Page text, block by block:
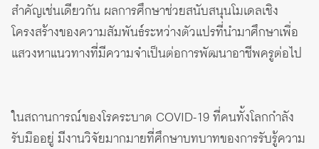
สำคัญเช่นเดียวกัน ผลการศึกษาช่วยสนับสนุนโมเดลเชิง
โครงสร้างของความสัมพันธ์ระหว่างตัวแปรที่นำมาศึกษาเพื่อ
แสวงหาแนวทางที่มีความจำเป็นต่อการพัฒนาอาชีพครูต่อไป
ในสถานการณ์ของโรคระบาด COVID-19 ที่คนทั้งโลกกำลัง
รับมืออยู่ มีงานวิจัยมากมายที่ศึกษาบทบาทของการรับรู้ความ